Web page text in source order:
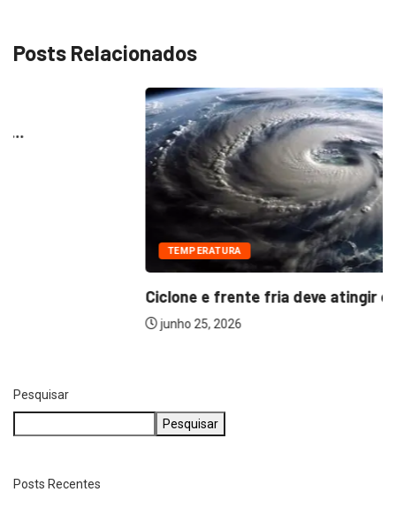
Posts Relacionados
Ciclone e frente fria deve atingir cinco...
Pesquisar
Pesquisar
Posts Recentes